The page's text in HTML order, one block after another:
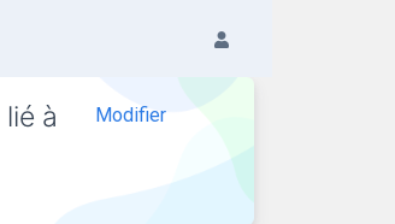
lié à
Modifier